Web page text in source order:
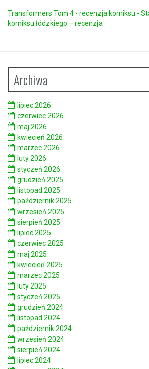
Transformers Tom 4 - recenzja komiksu -
komiksu łódzkiego – recenzja
Archiwa
lipiec 2026
czerwiec 2026
maj 2026
kwiecień 2026
marzec 2026
luty 2026
styczeń 2026
grudzień 2025
listopad 2025
październik 2025
wrzesień 2025
sierpień 2025
lipiec 2025
czerwiec 2025
maj 2025
kwiecień 2025
marzec 2025
luty 2025
styczeń 2025
grudzień 2024
listopad 2024
październik 2024
wrzesień 2024
sierpień 2024
lipiec 2024